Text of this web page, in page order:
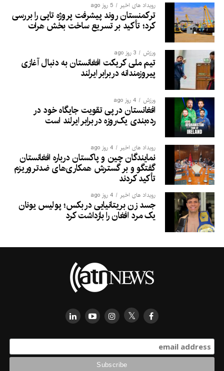
رویداد های اخیر 5 روز ago
ترکمنستان روند پیشرفت پروژه تاپی را بررسی
کرد؛ تأکید بر تسریع ساخت بخش هرات
ورزش 3 روز ago
تیم ملی کریکت افغانستان به دنبال آغازی
پیروزمندانه دربرابر ایرلند
ورزش 4 روز ago
افغانستان در پی تقویت جایگاه خود در
رده‌بندی یک‌روزه در برابر ایرلند است
رویداد های اخیر 4 روز ago
نمایندگان چین و پاکستان درباره افغانستان
گفتگو و بر گسترش همکاری‌های ضدتروریزم
تأکید کردند
رویداد های اخیر 4 روز ago
جسد زن بریتانیایی در بکس؛ پولیس یونان
یک مرد افغان را بازداشت کرد